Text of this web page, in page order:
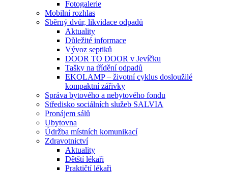
Fotogalerie
Mobilní rozhlas
Sběrný dvůr, likvidace odpadů
Aktuality
Důležité informace
Vývoz septiků
DOOR TO DOOR v Jevíčku
Tašky na třídění odpadů
EKOLAMP – životní cyklus dosloužilé
kompaktní zářivky
Správa bytového a nebytového fondu
Středisko sociálních služeb SALVIA
Pronájem sálů
Ubytovna
Údržba místních komunikací
Zdravotnictví
Aktuality
Dětští lékaři
Praktičtí lékaři